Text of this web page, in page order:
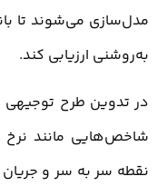
مدل‌سازی می‌شوند تا
به‌روشنی ارزیابی کند.
در تدوین طرح توجیهی
شاخص‌هایی مانند نرخ
نقطه سر به سر و